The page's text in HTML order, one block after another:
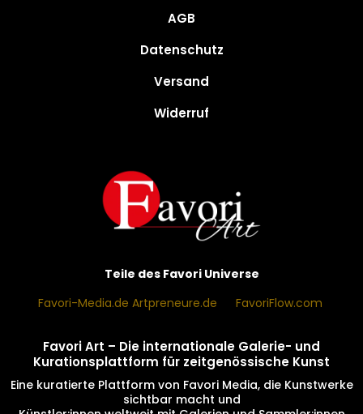
AGB
Datenschutz
Versand
Widerruf
Teile des Favori Universe
Favori-Media.de Artpreneure.de FavoriFlow.com
Favori Art – Die internationale Galerie- und
Kurationsplattform für zeitgenössische Kunst
Eine kuratierte Plattform von Favori Media, die Kunstwerke
sichtbar macht und